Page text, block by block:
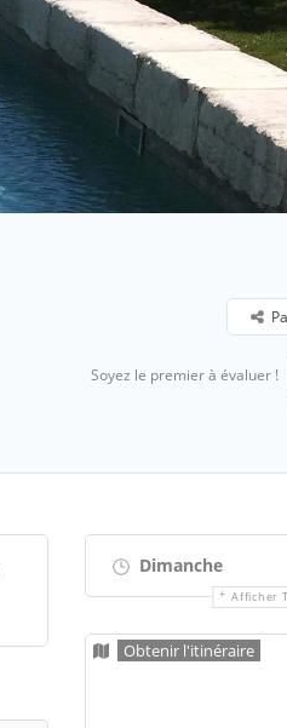
Soyez le premier à évaluer !
Dimanche
Afficher
Obtenir l'itinéraire